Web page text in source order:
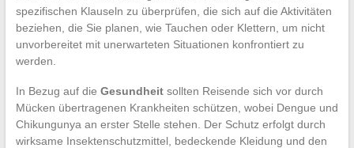
spezifischen Klauseln zu überprüfen, die sich auf die Aktivitäten
beziehen, die Sie planen, wie Tauchen oder Klettern, um nicht
unvorbereitet mit unerwarteten Situationen konfrontiert zu
werden.
In Bezug auf die Gesundheitsollten Reisende sich vor durch
Mücken übertragenen Krankheiten schützen, wobei Dengue und
Chikungunya an erster Stelle stehen. Der Schutz erfolgt durch
wirksame Insektenschutzmittel, bedeckende Kleidung und den